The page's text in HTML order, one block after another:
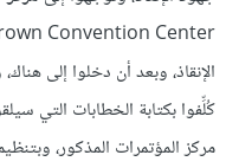
الإنقاذ، وبعد أن دخلوا إلى
كُلِّفوا بكتابة الخطابات التي
مركز المؤتمرات المذكور،